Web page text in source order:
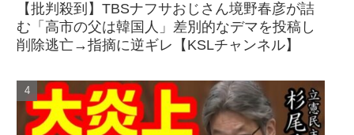
【批判殺到】TBSナフサおじさん境野春彦が詰
む「高市の父は韓国人」差別的なデマを投稿し
削除逃亡→指摘に逆ギレ【KSLチャンネル】